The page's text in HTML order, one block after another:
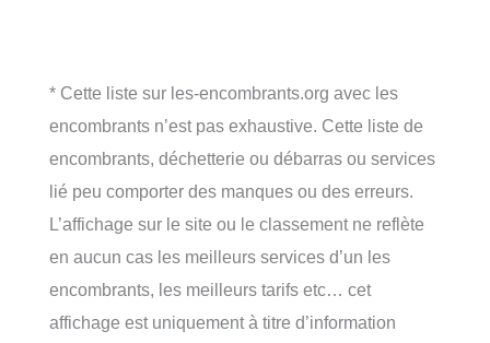
* Cette liste sur les-encombrants.org avec les
encombrants n’est pas exhaustive. Cette liste de
encombrants, déchetterie ou débarras ou services
lié peu comporter des manques ou des erreurs.
L’affichage sur le site ou le classement ne reflète
en aucun cas les meilleurs services d’un les
encombrants, les meilleurs tarifs etc… cet
affichage est uniquement à titre d’information